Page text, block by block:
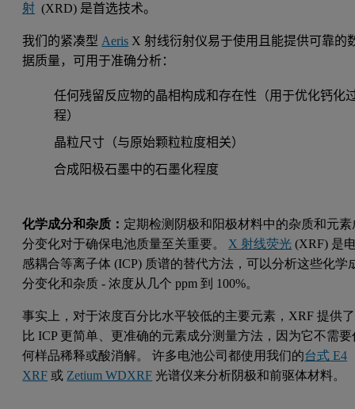
射 (XRD) 是首选技术。
我们的紧凑型 Aeris X 射线衍射仪易于使用且能提供可靠的
据质量，可用于准确分析：
任何残留反应物的晶相构成和存在性（用于优化钙化
程）
晶粒尺寸（与原始颗粒粒度相关）
合成阳极石墨中的石墨化程度
化学成分和杂质： 定期检测阴极和阳极材料中的杂质和元素
分变化对于确保电池质量至关重要。 X 射线荧光 (XRF) 是
感耦合等离子体 (ICP) 质谱的替代方法，可以分析这些化学
分变化和杂质 - 浓度从几个 ppm 到 100%。
事实上，对于浓度百分比水平较低的主要元素，XRF 提供了
比 ICP 更简单、更准确的元素成分测量方法，因为它不需要
何样品稀释或酸消解。 许多电池公司都使用我们的台式 E4
XRF 或 Zetium WDXRF 光谱仪来分析阴极和前驱体材料。